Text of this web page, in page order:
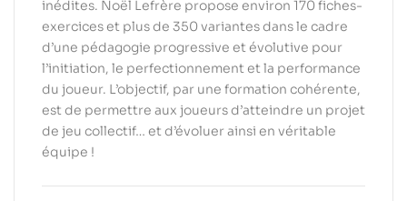
inédites. Noël Lefrère propose environ 170 fiches-
exercices et plus de 350 variantes dans le cadre
d’une pédagogie progressive et évolutive pour
l’initiation, le perfectionnement et la performance
du joueur. L’objectif, par une formation cohérente,
est de permettre aux joueurs d’atteindre un projet
de jeu collectif… et d’évoluer ainsi en véritable
équipe !